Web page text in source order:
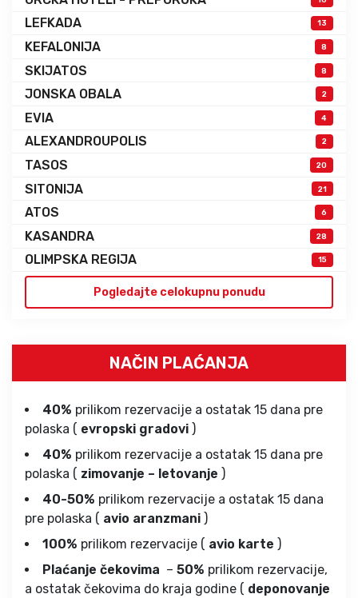
LEFKADA 13
KEFALONIJA 8
SKIJATOS 8
JONSKA OBALA 2
EVIA 4
ALEXANDROUPOLIS 2
TASOS 20
SITONIJA 21
ATOS 6
KASANDRA 28
OLIMPSKA REGIJA 15
Pogledajte celokupnu ponudu
NAČIN PLAĆANJA
40% prilikom rezervacije a ostatak 15 dana pre
polaska ( evropski gradovi )
40% prilikom rezervacije a ostatak 15 dana pre
polaska ( zimovanje – letovanje )
40-50% prilikom rezervacije a ostatak 15 dana
pre polaska ( avio aranzmani )
100% prilikom rezervacije ( avio karte )
Plaćanje čekovima – 50% prilikom rezervacije,
a ostatak čekovima do kraja godine ( deponovanje